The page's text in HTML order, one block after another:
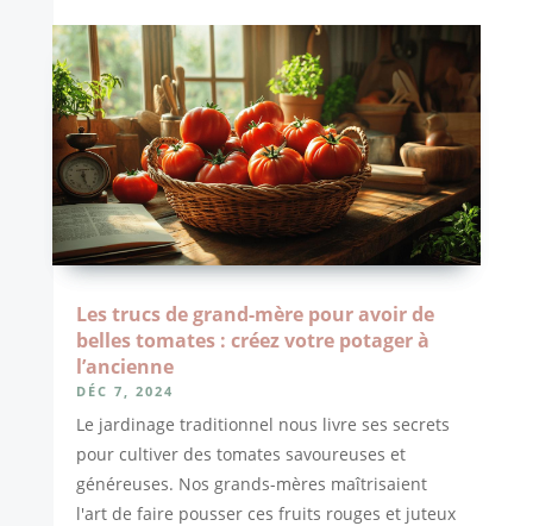
Les trucs de grand-mère pour avoir de
belles tomates : créez votre potager à
l’ancienne
DÉC 7, 2024
Le jardinage traditionnel nous livre ses secrets
pour cultiver des tomates savoureuses et
généreuses. Nos grands-mères maîtrisaient
l'art de faire pousser ces fruits rouges et juteux